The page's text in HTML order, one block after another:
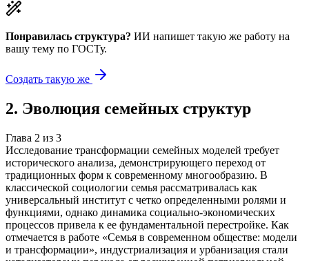
Понравилась структура? ИИ напишет такую же работу на
вашу тему по ГОСТу.
Создать такую же
2. Эволюция семейных структур
Глава 2 из 3
Исследование трансформации семейных моделей требует
исторического анализа, демонстрирующего переход от
традиционных форм к современному многообразию. В
классической социологии семья рассматривалась как
универсальный институт с четко определенными ролями и
функциями, однако динамика социально-экономических
процессов привела к ее фундаментальной перестройке. Как
отмечается в работе «Семья в современном обществе: модели
и трансформации», индустриализация и урбанизация стали